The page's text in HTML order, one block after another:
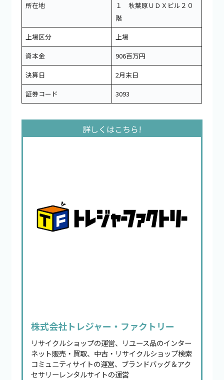
所在地
１ 秋葉原ＵＤＸビル２０
階
上場区分
上場
資本金
906百万円
決算日
2月末日
証券コード
3093
株式会社トレジャー・ファクトリー
リサイクルショップの運営、リユース品のインター
ネット販売・買取、中古・リサイクルショップ検索
コミュニティサイトの運営、ブランドバッグ＆アク
セサリーレンタルサイトの運営